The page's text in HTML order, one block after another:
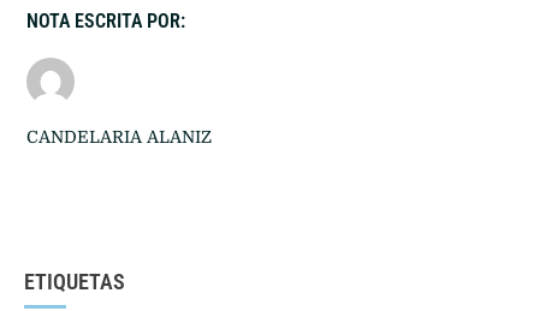
NOTA ESCRITA POR:
CANDELARIA ALANIZ
ETIQUETAS